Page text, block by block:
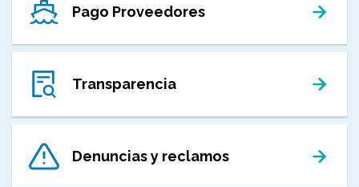
Pago Proveedores
Transparencia
Denuncias y reclamos